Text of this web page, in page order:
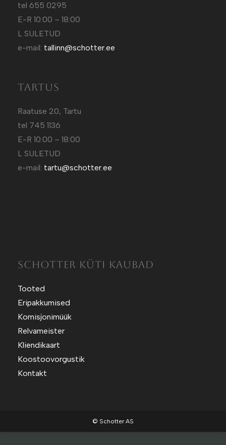
tel 655 0295
E-R 10:00 – 18:00
L SULETUD
e-mail: tallinn@schotter.ee
Tartus
Raatuse 20, Tartu
tel 745 1136
E-R 10:00 – 18:00
L SULETUD
e-mail: tartu@schotter.ee
SCHOTTER KÜTI KAUBAD
Tooted
Eripakkumised
Komisjonimüük
Relvameister
Kliendikaart
Koostoovorgustik
Kontakt
© Schotter AS